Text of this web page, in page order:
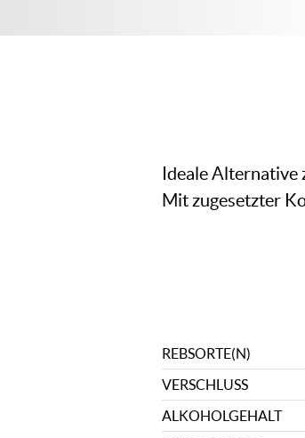
Ideale Alternative
Mit zugesetzter
REBSORTE(N)
VERSCHLUSS
ALKOHOLGEHALT